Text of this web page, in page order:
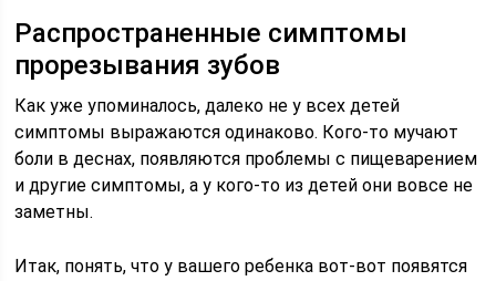
Распространенные симптомы
прорезывания зубов
Как уже упоминалось, далеко не у всех детей
симптомы выражаются одинаково. Кого-то мучают
боли в деснах, появляются проблемы с пищеварением
и другие симптомы, а у кого-то из детей они вовсе не
заметны.
Итак, понять, что у вашего ребенка вот-вот появятся